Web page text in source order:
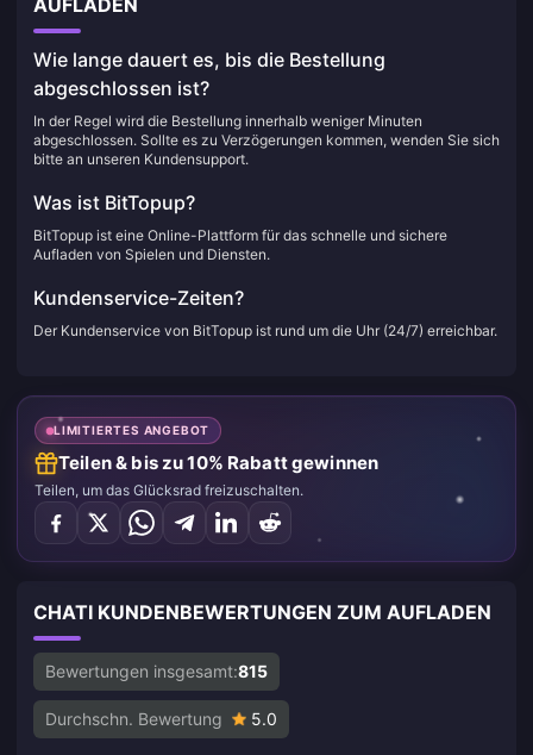
Wie lange dauert es, bis die Bestellung
abgeschlossen ist?
In der Regel wird die Bestellung innerhalb weniger Minuten
abgeschlossen. Sollte es zu Verzögerungen kommen, wenden Sie sich
bitte an unseren Kundensupport.
Was ist BitTopup?
BitTopup ist eine Online-Plattform für das schnelle und sichere
Aufladen von Spielen und Diensten.
Kundenservice-Zeiten?
Der Kundenservice von BitTopup ist rund um die Uhr (24/7) erreichbar.
LIMITIERTES ANGEBOT
Teilen & bis zu 10% Rabatt gewinnen
Teilen, um das Glücksrad freizuschalten.
CHATI KUNDENBEWERTUNGEN ZUM AUFLADEN
Bewertungen insgesamt:815
Durchschn. Bewertung 5.0